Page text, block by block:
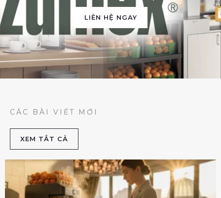
LIÊN HỆ NGAY
CÁC BÀI VIẾT MỚI
XEM TẮT CẢ